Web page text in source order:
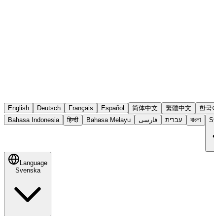
English Deutsch Français Español 简体中文 繁體中文 한국
Bahasa Indonesia
हिन्दी Bahasa Melayu فارسی עברית বাংলা
Language
Svenska